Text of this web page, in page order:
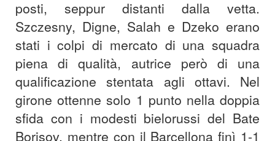
posti, seppur distanti dalla vetta.
Szczesny, Digne, Salah e Dzeko erano
stati i colpi di mercato di una squadra
piena di qualità, autrice però di una
qualificazione stentata agli ottavi. Nel
girone ottenne solo 1 punto nella doppia
sfida con i modesti bielorussi del Bate
Borisov, mentre con il Barcellona finì 1-1